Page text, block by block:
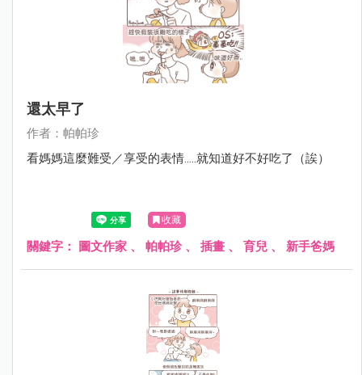
還太早了
作者：帕帕珍
看媽媽這麼難受／享受的表情.....就知道好不好吃了（誒）
收藏
關鍵字： 圖文作家 、 帕帕珍、 插畫 、 育兒 、 新手爸媽